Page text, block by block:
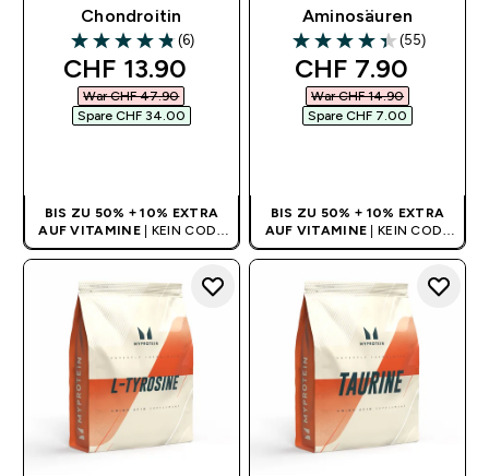
Chondroitin
4.83 out of 5 stars
(6)
discounted price
CHF 13.90‎
War CHF 47.90‎
Spare CHF 34.00‎
BIS ZU 50% + 10% EXTRA
AUF VITAMINE | KEIN CODE
BENÖTIGT
Aminosäuren
4.35 out of 5 stars
(55)
discounted
CHF 7.90‎
War CHF 14.90‎
Spare CHF 7.00‎
BIS ZU 50% + 10% EXTRA
AUF VITAMINE | KEIN CODE
BENÖTIGT